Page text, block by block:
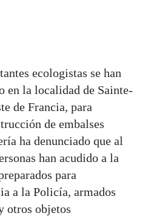
ecologistas se han
en la localidad de Sainte-
de Francia, para
de embalses
ha denunciado que al
han acudido a la
para
a la Policía, armados
otros objetos